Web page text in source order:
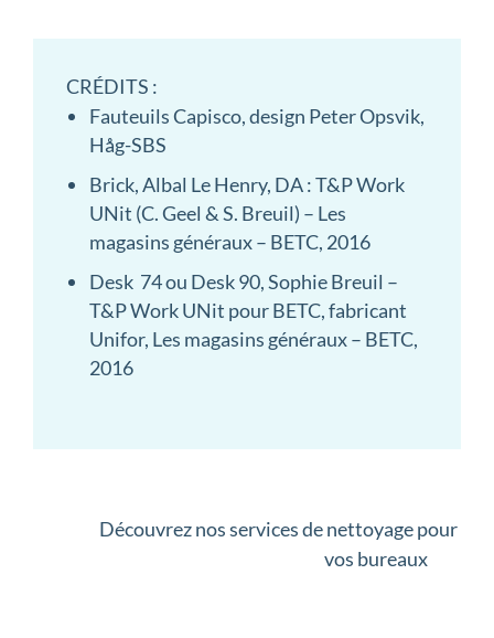
CRÉDITS :
Fauteuils Capisco, design Peter Opsvik,
Håg-SBS
Brick, Albal Le Henry, DA : T&P Work
UNit (C. Geel & S. Breuil) – Les
magasins généraux – BETC, 2016
Desk 74 ou Desk 90, Sophie Breuil –
T&P Work UNit pour BETC, fabricant
Unifor, Les magasins généraux – BETC,
2016
Découvrez nos services de nettoyage pour
vos bureaux